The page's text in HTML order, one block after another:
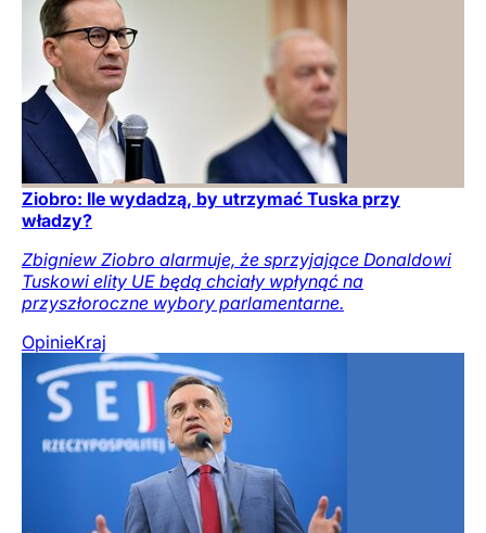
Ziobro: Ile wydadzą, by utrzymać Tuska przy
władzy?
Zbigniew Ziobro alarmuje, że sprzyjające Donaldowi
Tuskowi elity UE będą chciały wpłynąć na
przyszłoroczne wybory parlamentarne.
OpinieKraj